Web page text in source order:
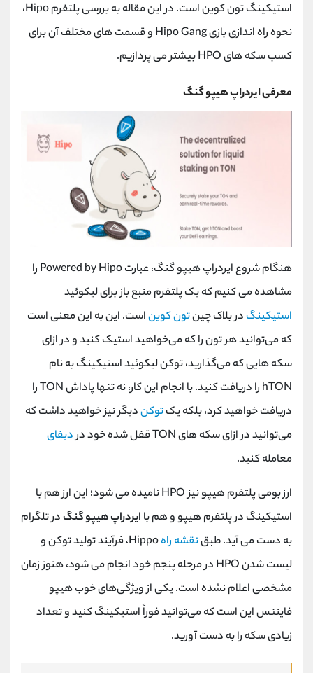
استیکینگ تون کوین است. در این مقاله به بررسی پلتفرمHipo،
نحوه راه اندازی بازیHipo Gang و قسمت های مختلف آن برای
کسب سکه هایHPOبیشتر می پردازیم.
معرفی ایردراپ هیپو گنگ
هنگام شروع ایردراپ هیپو گنگ، عبارتPowered by Hipo را
مشاهده می کنیم که یک پلتفرم منبع باز برای لیکوئید
استیکینگ در بلاک چینتون کویناست. این به این معنی است
که می‌توانید هر تون را که می‌خواهید استیک کنید و در ازای
سکه ‌هایی که می‌گذارید، توکن لیکوئید استیکینگ به نام
hTON را دریافت کنید. با انجام این کار، نه تنها پاداشTONرا
دریافت خواهید کرد، بلکه یکتوکندیگر نیز خواهید داشت که
می‌توانید در ازای سکه ‌هایTONقفل شده خود دردیفای
معامله کنید.
ارز بومی پلتفرم هیپو نیزHPOنامیده می شود؛ این ارز هم با
استیکینگ در پلتفرم هیپو و هم با ایردراپ هیپو گنگدر تلگرام
به دست می آید. طبقنقشه راهHippo، فرآیند تولید توکن و
لیست شدنHPO در مرحله پنجم خود انجام می شود، هنوز زمان
مشخصی اعلام نشده است. یکی از ویژگی‌های خوب هیپو
فایننس این است که می‌توانید فوراً استیکینگ کنید و تعداد
زیادی سکه را به دست آورید.